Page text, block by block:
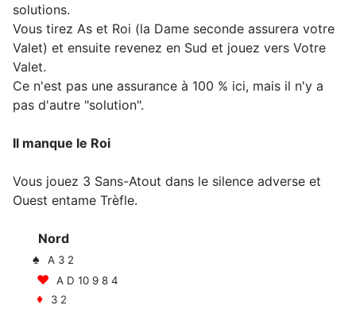
solutions.
Vous tirez As et Roi (la Dame seconde assurera votre
Valet) et ensuite revenez en Sud et jouez vers Votre
Valet.
Ce n'est pas une assurance à 100 % ici, mais il n'y a
pas d'autre "solution".
Il manque le Roi
Vous jouez 3 Sans-Atout dans le silence adverse et
Ouest entame Trèfle.
Nord
♠
A 3 2
♥ A D 10 9 8 4
♦ 3 2